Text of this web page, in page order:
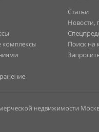
комплексы
Статьи
Новости,
Поиск на
недвижимости